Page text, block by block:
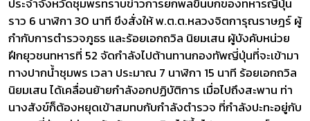
ราว 6 นาฬิกา 30 นาที ขึงสั่งให้ พ.ต.ต.หลวงจิตการุณราษฎร์ ผู้
กำกับการตำรวจภูธร และร้อยเอกถวิล นิยมเสน ผู้บังคับหน่วย
ฝึกยุวชนทหารที่ 52 จัดกำลังไปต้านทานกองทัพญี่ปุ่นที่จะเข้ามา
ทางปากน้ำชุมพร เวลา ประมาณ 7 นาฬิกา 15 นาที ร้อยเอกถวิล
นิยมเสน ได้เคลื่อนย้ายกำลังอกปฏิบัติการ เมื่อไปถึงสะพาน ท่า
นางสังข์ก็ต้องหยุดเข้าสมทบกับกำลังตำรวจ ที่กำลังปะทะอยู่กับ